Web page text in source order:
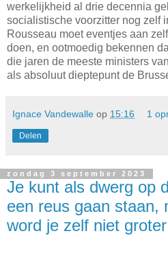
werkelijkheid al drie decennia
socialistische voorzitter nog zelf
Rousseau moet eventjes aan
doen, en ootmoedig bekennen
die jaren de meeste ministers
als absoluut dieptepunt de
Ignace Vandewalle op 15:16 1
Delen
zondag 3 september 2023
Je kunt als dwerg op
een reus gaan staan,
word je zelf niet groter